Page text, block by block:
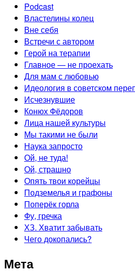
Podcast
Властелины колец
Вне себя
Встречи с автором
Герой на терапии
Главное — не проехать
Для мам с любовью
Идеология в советском
Исчезнувшие
Конюх Фёдоров
Лица нашей культуры
Мы такими не были
Наука запросто
Ой, не туда!
Ой, страшно
Опять твои корейцы
Подземелья и графоны
Поперёк горла
Фу, гречка
ХЗ. Хватит забывать
Чего докопались?
Мета